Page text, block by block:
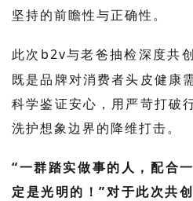
坚持的前瞻性与正确性。
此次 b2v与老爸抽检深度共
既是品牌对消费者头皮健康
科学鉴证安心，用严苛打破
洗护想象边界的降维打击。
“一群踏实做事的人，配合
定是光明的！”对于此次共